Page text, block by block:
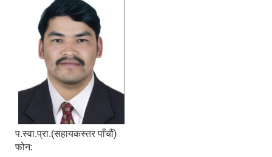
प.स्वा.प्रा.(सहायकस्तर पाँचौं)
फोन: